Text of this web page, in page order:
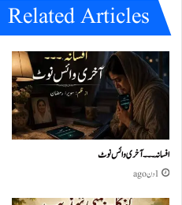
Related Articles
افسانہ۔۔۔آخری وائس نوٹ
1 دن ago